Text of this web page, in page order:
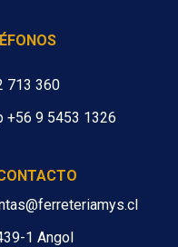
713 360
+56 9 5453 1326
1 Angol